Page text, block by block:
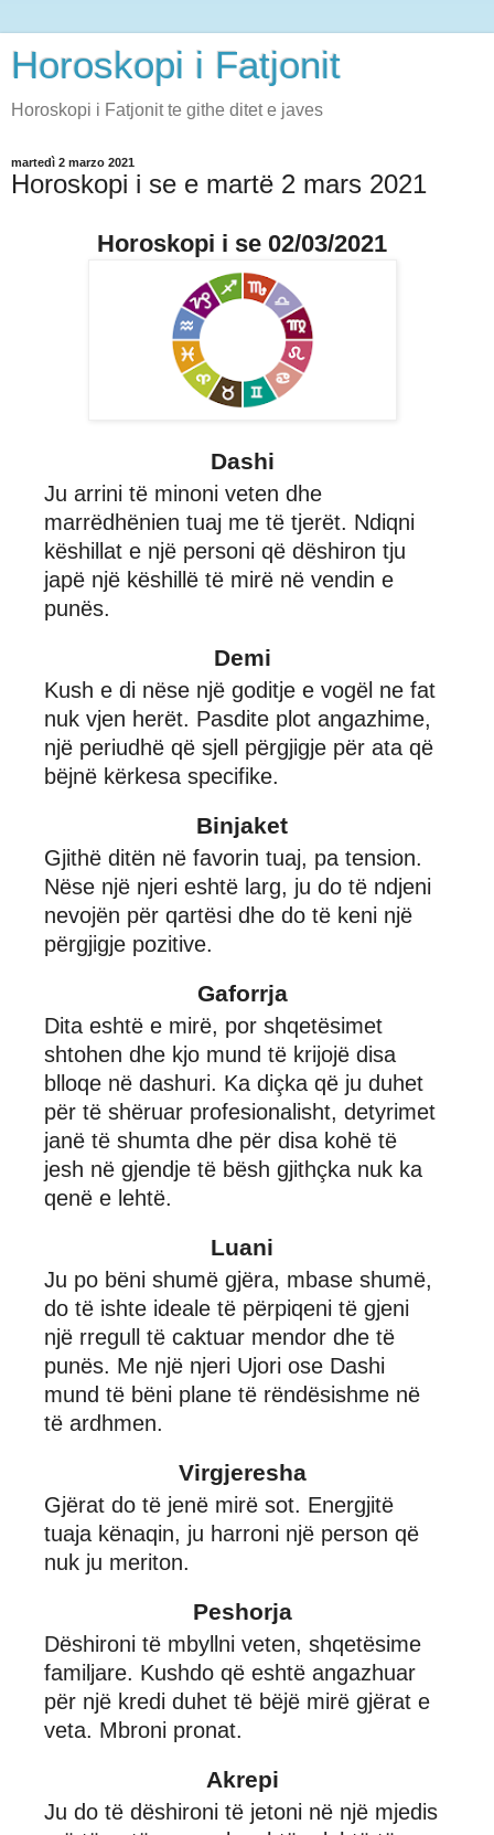
Horoskopi i Fatjonit
Horoskopi i Fatjonit te githe ditet e javes
martedì 2 marzo 2021
Horoskopi i se e martë 2 mars 2021
Horoskopi i se 02/03/2021
Dashi
Ju arrini të minoni veten dhe
marrëdhënien tuaj me të tjerët. Ndiqni
këshillat e një personi që dëshiron tju
japë një këshillë të mirë në vendin e
punës.
Demi
Kush e di nëse një goditje e vogël ne fat
nuk vjen herët. Pasdite plot angazhime,
një periudhë që sjell përgjigje për ata që
bëjnë kërkesa specifike.
Binjaket
Gjithë ditën në favorin tuaj, pa tension.
Nëse një njeri eshtë larg, ju do të ndjeni
nevojën për qartësi dhe do të keni një
përgjigje pozitive.
Gaforrja
Dita eshtë e mirë, por shqetësimet
shtohen dhe kjo mund të krijojë disa
blloqe në dashuri. Ka diçka që ju duhet
për të shëruar profesionalisht, detyrimet
janë të shumta dhe për disa kohë të
jesh në gjendje të bësh gjithçka nuk ka
qenë e lehtë.
Luani
Ju po bëni shumë gjëra, mbase shumë,
do të ishte ideale të përpiqeni të gjeni
një rregull të caktuar mendor dhe të
punës. Me një njeri Ujori ose Dashi
mund të bëni plane të rëndësishme në
të ardhmen.
Virgjeresha
Gjërat do të jenë mirë sot. Energjitë
tuaja kënaqin, ju harroni një person që
nuk ju meriton.
Peshorja
Dëshironi të mbyllni veten, shqetësime
familjare. Kushdo që eshtë angazhuar
për një kredi duhet të bëjë mirë gjërat e
veta. Mbroni pronat.
Akrepi
Ju do të dëshironi të jetoni në një mjedis